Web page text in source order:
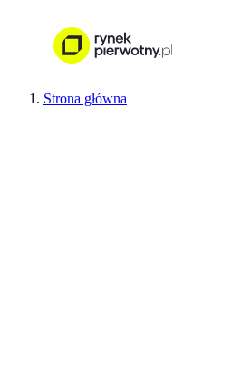
Strona główna